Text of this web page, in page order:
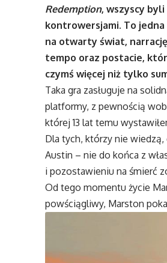
Redemption, wszyscy
kontrowersjami. To
na otwarty świat,
tempo oraz postacie,
czymś więcej niż tylko
Taka gra zasługuje na
platformy, z pewnością
której 13 lat temu
Dla tych, którzy nie
Austin – nie do końca z
i pozostawieniu na śmierć
Od tego momentu życie
powściągliwy, Marston